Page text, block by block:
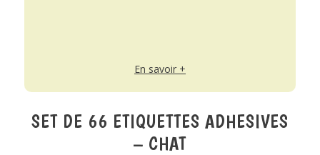
En savoir +
SET DE 66 ETIQUETTES ADHESIVES
– CHAT